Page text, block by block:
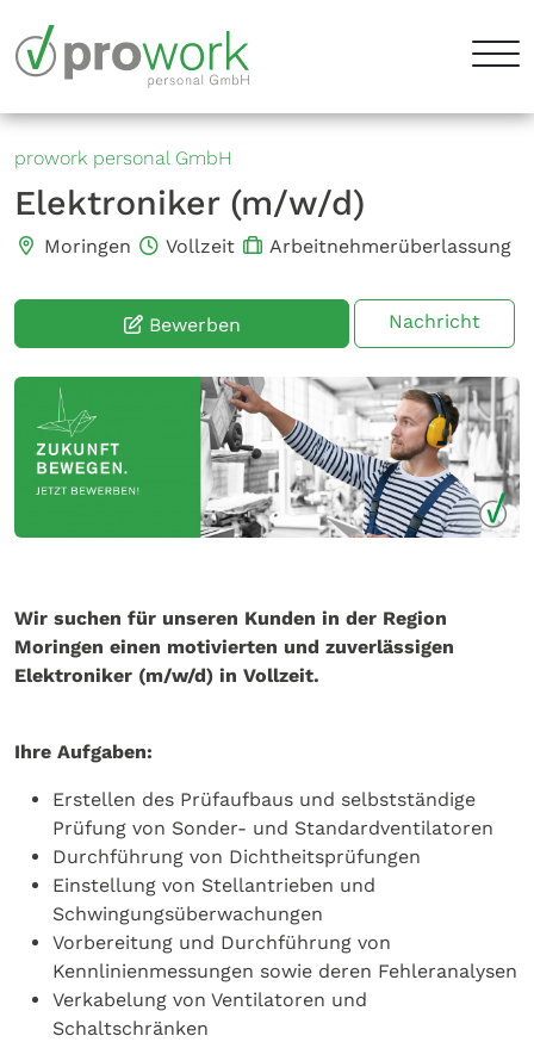
prowork personal GmbH
Elektroniker (m/w/d)
Moringen Vollzeit Arbeitnehmerüberlassung
Bewerben Nachricht
Wir suchen für unseren Kunden in der Region
Moringen einen motivierten und zuverlässigen
Elektroniker (m/w/d) in Vollzeit.
Ihre Aufgaben:
Erstellen des Prüfaufbaus und selbstständige
Prüfung von Sonder- und Standardventilatoren
Durchführung von Dichtheitsprüfungen
Einstellung von Stellantrieben und
Schwingungsüberwachungen
Vorbereitung und Durchführung von
Kennlinienmessungen sowie deren Fehleranalysen
Verkabelung von Ventilatoren und
Schaltschränken